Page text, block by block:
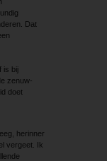
Dat
is bij
zenuw-
doet
herinner
vergeet. Ik